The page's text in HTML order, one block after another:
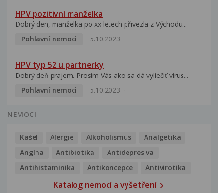
HPV pozitivní manželka
Dobrý den, manželka po xx letech přivezla z Východu...
Pohlavní nemoci
5.10.2023
HPV typ 52 u partnerky
Dobrý deň prajem. Prosím Vás ako sa dá vyliečiť vírus...
Pohlavní nemoci
5.10.2023
NEMOCI
Kašel Alergie Alkoholismus
Analgetika
Angína
Antibiotika
Antidepresiva
Antihistaminika
Antikoncepce Antivirotika
Katalog nemocí a vyšetření